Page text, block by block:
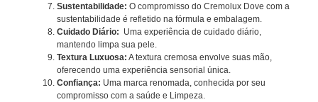
Sustentabilidade: O compromisso do Cremolux Dove com a
sustentabilidade é refletido na fórmula e embalagem.
Cuidado Diário: Uma experiência de cuidado diário,
mantendo limpa sua pele.
Textura Luxuosa: A textura cremosa envolve suas mão,
oferecendo uma experiência sensorial única.
Confiança: Uma marca renomada, conhecida por seu
compromisso com a saúde e Limpeza.